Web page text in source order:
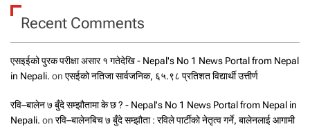
Recent Comments
एसइईको पुरक परीक्षा असार १ गतेदेखि - Nepal's No 1 News Portal from Nepal
in Nepali. on एसईको नतिजा सार्वजनिक, ६५.९८ प्रतिशत विद्यार्थी उत्तीर्ण
रवि–बालेन ७ बुँदे सम्झौतामा के छ ? - Nepal's No 1 News Portal from Nepal in
Nepali. on रवि–बालेनबिच ७ बुँदे सम्झौता : रविले पार्टीको नेतृत्व गर्ने, बालेनलाई आगामी